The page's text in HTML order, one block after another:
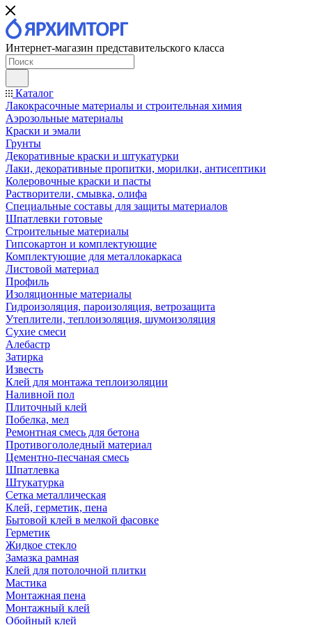
Интернет-магазин представительского класса
Каталог
Лакокрасочные материалы и строительная химия
Аэрозольные материалы
Краски и эмали
Грунты
Декоративные краски и штукатурки
Лаки, декоративные пропитки, морилки, антисептики
Колеровочные краски и пасты
Растворители, смывка, олифа
Специальные составы для защиты материалов
Шпатлевки готовые
Строительные материалы
Гипсокартон и комплектующие
Комплектующие для металлокаркаса
Листовой материал
Профиль
Изоляционные материалы
Гидроизоляция, пароизоляция, ветрозащита
Утеплители, теплоизоляция, шумоизоляция
Сухие смеси
Алебастр
Затирка
Известь
Клей для монтажа теплоизоляции
Наливной пол
Плиточный клей
Побелка, мел
Ремонтная смесь для бетона
Противогололедный материал
Цементно-песчаная смесь
Шпатлевка
Штукатурка
Сетка металлическая
Клей, герметик, пена
Бытовой клей в мелкой фасовке
Герметик
Жидкое стекло
Замазка рамная
Клей для потолочной плитки
Мастика
Монтажная пена
Монтажный клей
Обойный клей